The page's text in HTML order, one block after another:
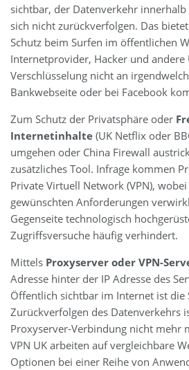
sichtbar, der Datenverkehr innerhalb
sich nicht zurückverfolgen. Das
Schutz beim Surfen im öffentlichen
Internetprovider, Hacker und
Verschlüsselung nicht an
Bankwebseite oder bei Facebook
Zum Schutz der Privatsphäre oder
Internetinhalte (UK Netflix oder
umgehen oder China Firewall
zusätzliches Tool. Infrage kommen
Private Virtuell Network (VPN),
gewünschten Anforderungen
Gegenseite technologisch
Zugriffsversuche häufig verhindert.
Mittels Proxyserver oder VPN-
Adresse hinter der IP Adresse des
Öffentlich sichtbar im Internet ist die
Zurückverfolgen des Datenverkehrs
Proxyserver-Verbindung nicht mehr
VPN UK arbeiten auf vergleichbare
Optionen bei einer Reihe von